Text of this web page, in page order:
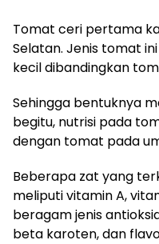
Tomat ceri pertama
Selatan. Jenis tomat
kecil dibandingkan
Sehingga bentuknya
begitu, nutrisi pada
dengan tomat pada
Beberapa zat yang
meliputi vitamin A,
beragam jenis
beta karoten, dan